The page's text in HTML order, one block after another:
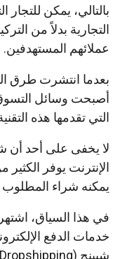
بالتالي، يمكن للتجار
التجارية بدلاً من
عملائهم المستهدفين.
بعدما انتشرت طرق
أصبحت وسائل
التي تقدمها هذه
لا يخفى على أحد أن
الإنترنت يوفر
يمكنه شراء المطلوب
خدمات الدفع